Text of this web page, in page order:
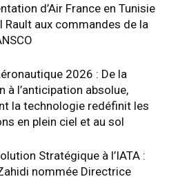
d’Air France en Tunisie
Rault aux commandes de la
2026 : De la
à l’anticipation absolue,
la technologie redéfinit les
en plein ciel et au sol
Stratégique à l’IATA :
nommée Directrice